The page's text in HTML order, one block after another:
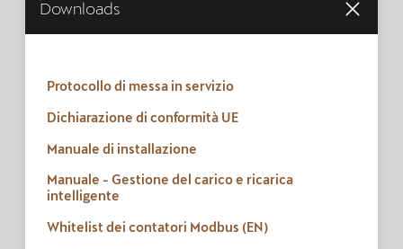
Downloads
Protocollo di messa in servizio
Dichiarazione di conformità UE
Manuale di installazione
Manuale - Gestione del carico e ricarica
intelligente
Whitelist dei contatori Modbus (EN)